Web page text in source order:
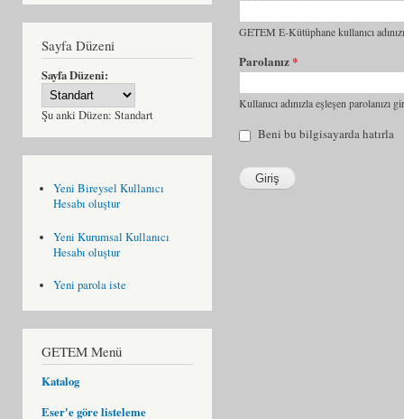
Sayfa Düzeni
Sayfa Düzeni:
Şu anki Düzen: Standart
Yeni Bireysel Kullanıcı
Hesabı oluştur
Yeni Kurumsal Kullanıcı
Hesabı oluştur
Yeni parola iste
GETEM Menü
Katalog
Eser'e göre listeleme
GETEM E-Kütüphane kullanıcı
Parolanız*
Kullanıcı adınızla eşleşen parolanızı
Beni bu bilgisayarda hatırla